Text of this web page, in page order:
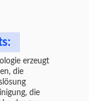
erzeugt
die
die